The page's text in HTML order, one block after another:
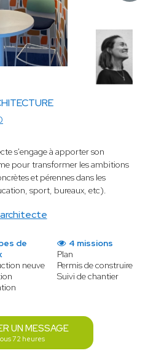
s'engage à apporter son
pour transformer les ambitions
et pérennes dans les
sport, bureaux, etc).
de
neuve
4 missions
Plan
Permis de construire
Suivi de chantier
UN MESSAGE
72 heures